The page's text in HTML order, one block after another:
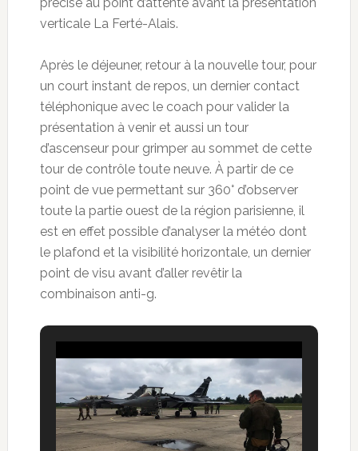
verticale La Ferté-Alais.
Après le déjeuner, retour à la nouvelle tour, pour
un court instant de repos, un dernier contact
téléphonique avec le coach pour valider la
présentation à venir et aussi un tour
d’ascenseur pour grimper au sommet de cette
tour de contrôle toute neuve. À partir de ce
point de vue permettant sur 360° d’observer
toute la partie ouest de la région parisienne, il
est en effet possible d’analyser la météo dont
le plafond et la visibilité horizontale, un dernier
point de visu avant d’aller revêtir la
combinaison anti-g.